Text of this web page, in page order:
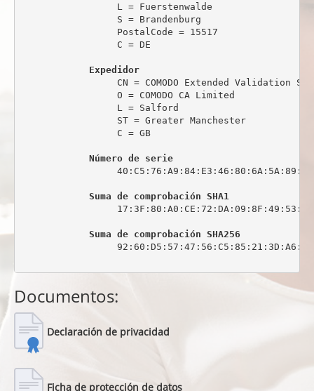
                 L = Fuerstenwalde
                 S = Brandenburg
                 PostalCode = 15517
                 C = DE
Expedidor
CN = COMODO Extended Validation
                 O = COMODO CA Limited
                 L = Salford
                 ST = Greater Manchester
                 C = GB
Número de serie
Suma de comprobación SHA1
Suma de comprobación SHA256
Documentos:
Declaración de privacidad
Ficha de protección de datos